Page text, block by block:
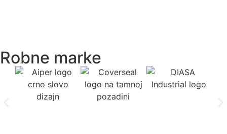
Robne marke